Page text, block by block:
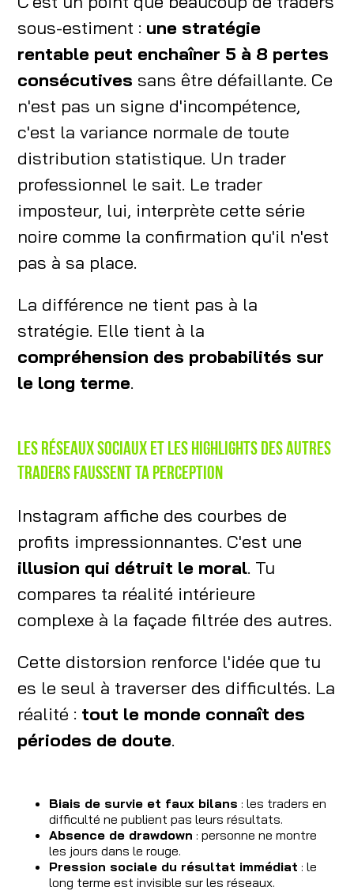
sous-estiment : une stratégie
rentable peut enchaîner 5 à 8 pertes
consécutives sans être défaillante. Ce
n'est pas un signe d'incompétence,
c'est la variance normale de toute
distribution statistique. Un trader
professionnel le sait. Le trader
imposteur, lui, interprète cette série
noire comme la confirmation qu'il n'est
pas à sa place.
La différence ne tient pas à la
stratégie. Elle tient à la
compréhension des probabilités sur
le long terme.
Les réseaux sociaux et les highlights des autres
traders faussent ta perception
Instagram affiche des courbes de
profits impressionnantes. C'est une
illusion qui détruit le moral. Tu
compares ta réalité intérieure
complexe à la façade filtrée des autres.
Cette distorsion renforce l'idée que tu
es le seul à traverser des difficultés. La
réalité : tout le monde connaît des
périodes de doute.
Biais de survie et faux bilans : les traders en
difficulté ne publient pas leurs résultats.
Absence de drawdown : personne ne montre
les jours dans le rouge.
Pression sociale du résultat immédiat : le
long terme est invisible sur les réseaux.